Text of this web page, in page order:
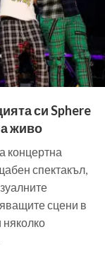
си Sphere
живо
концертна
спектакъл,
сцени в
няколко